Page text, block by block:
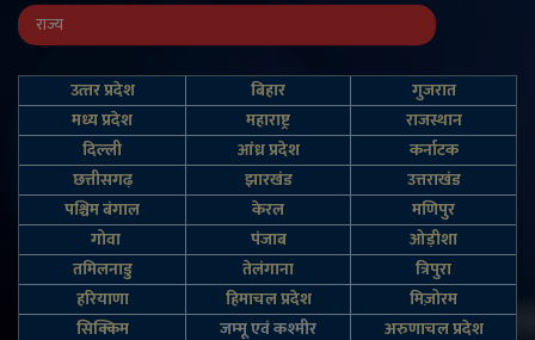
राज्य
उत्‍तर प्रदेश बिहार
गुजरात
मध्य प्रदेश
महाराष्ट्र
राजस्थान
दिल्‍ली
आंध्र प्रदेश
कर्नाटक
छत्तीसगढ़
झारखंड
उत्तराखंड
पश्चिम बंगाल
केरल
मणिपुर
गोवा
पंजाब
ओड़ीशा
तमिलनाडु
तेलंगाना
त्रिपुरा
हरियाणा
हिमाचल प्रदेश
मिज़ोरम
सिक्किम
जम्‍मू एवं कश्‍मीर अरुणाचल प्रदेश